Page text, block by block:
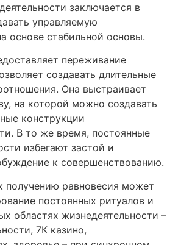
заключается в
управляемую
основе стабильной основы.
переживание
создавать длительные
Она выстраивает
на которой можно создавать
конструкции
В то же время, постоянные
избегают застой и
к совершенствованию.
получению равновесия может
постоянных ритуалов и
областях жизнедеятельности –
7К казино,